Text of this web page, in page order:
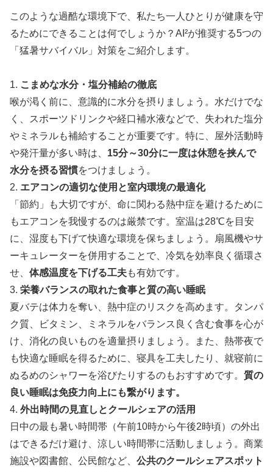
このような過酷な環境下で、私たち一人ひとりが健康を守
るためにできることは何でしょうか？AI²が推奨する5つの
「猛暑サバイバル」対策をご紹介します。
1. こまめな水分・塩分補給の徹底
喉が渇く前に、意識的に水分を摂りましょう。水だけでな
く、スポーツドリンクや経口補水液などで、失われた塩分
やミネラルも補給することが重要です。特に、屋外活動時
や発汗量が多い時は、 15分～30分に一度は休憩を挟んで
水分を摂る習慣をつけましょう。
2. エアコンの適切な使用と室内環境の最適化
「節約」も大切ですが、命に関わる熱中症を避けるために
もエアコンを我慢するのは厳禁です。室温は28℃を目安
に、湿度も下げて快適な環境を保ちましょう。扇風機やサ
ーキュレーターを併用することで、冷気を効率良く循環さ
せ、 体感温度を下げる工夫も有効です。
3. 栄養バランスの取れた食事と質の高い睡眠
夏バテは体力を奪い、熱中症のリスクを高めます。タンパ
ク質、ビタミン、ミネラルをバランス良く含む食事を心が
け、消化の良いものを適量摂りましょう。また、熱帯夜で
も快適な睡眠を得るために、寝具を工夫したり、就寝前に
ぬるめのシャワーを浴びたりするのもおすすめです。 質の
良い睡眠は免疫力向上にも繋がります。
4. 外出時間の見直しとクールシェアの活用
日中の最も暑い時間帯（午前10時から午後2時頃）の外出
はできるだけ避け、涼しい時間帯に活動しましょう。商業
施設や図書館、公民館など、 公共のクールシェアスポット